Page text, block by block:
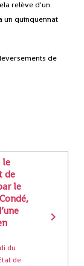
relève d'un
un quinquennat
de
le
de
le
du
de